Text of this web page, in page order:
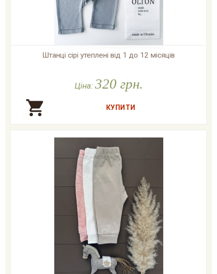
Штанці сірі утеплені від 1 до 12 місяців
Ціна: 320 грн.